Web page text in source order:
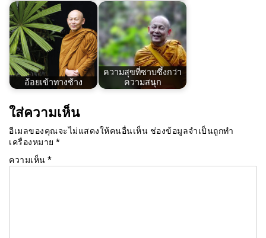
อ้อยเข้าทางช้าง
ความสุขที่ซาบซึ้งกว่า
ความสนุก
ใส่ความเห็น
อีเมลของคุณจะไม่แสดงให้คนอื่นเห็น ช่องข้อมูลจำเป็นถูกทำ
เครื่องหมาย *
ความเห็น *